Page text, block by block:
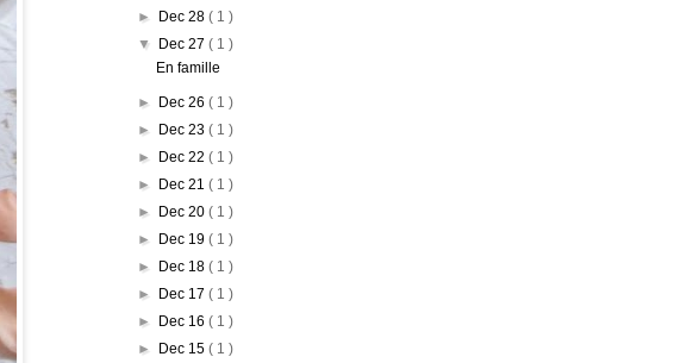
►
Dec 28( 1 )
▼
Dec 27( 1 )
En famille
► Dec 26( 1 )
►
Dec 23( 1 )
►
Dec 22( 1 )
►
Dec 21( 1 )
►
Dec 20( 1 )
►
Dec 19( 1 )
►
Dec 18( 1 )
►
Dec 17( 1 )
►
Dec 16( 1 )
►
Dec 15( 1 )